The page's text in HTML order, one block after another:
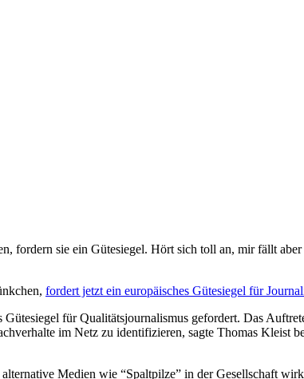
fordern sie ein Gütesiegel. Hört sich toll an, mir fällt
fordert jetzt ein europäisches Gütesiegel für
für Qualitätsjournalismus gefordert. Das
im Netz zu identifizieren, sagte Thomas Kleist
Medien wie “Spaltpilze” in der Gesellschaft